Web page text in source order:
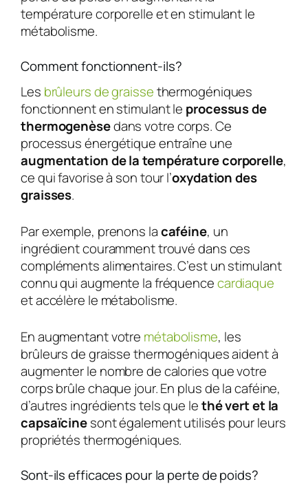
température corporelle et en stimulant le
métabolisme.
Comment fonctionnent-ils?
Les brûleurs de graissethermogéniques
fonctionnent en stimulant le processus de
thermogenèsedans votre corps. Ce
processus énergétique entraîne une
augmentation de la température corporelle,
ce qui favorise à son tour l’oxydation des
graisses.
Par exemple, prenons lacaféine, un
ingrédient couramment trouvé dans ces
compléments alimentaires. C’est un stimulant
connu qui augmente la fréquencecardiaque
et accélère le métabolisme.
En augmentant votre métabolisme, les
brûleurs de graisse thermogéniques aident à
augmenter le nombre de calories que votre
corps brûle chaque jour. En plus de la caféine,
d’autres ingrédients tels que lethé vert et la
capsaïcinesont également utilisés pour leurs
propriétés thermogéniques.
Sont-ils efficaces pour la perte de poids?